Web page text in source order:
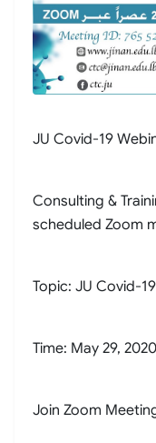
JU Covid-19
Consulting &
scheduled Zoom
Topic: JU Covid-
Time: May 29,
Join Zoom